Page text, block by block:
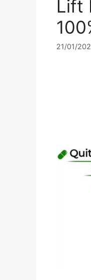
Lift
21/01/